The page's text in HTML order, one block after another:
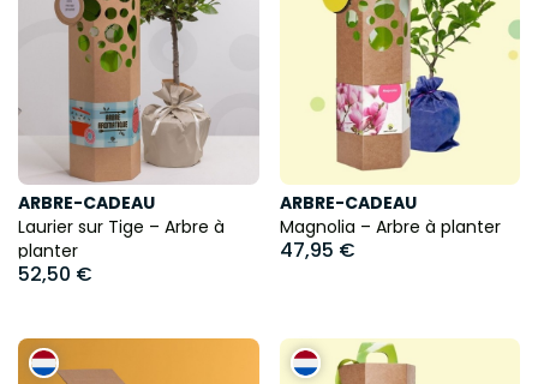
ARBRE-CADEAU
Laurier sur Tige – Arbre à
planter
52,50 €
ARBRE-CADEAU
Magnolia – Arbre à planter
47,95 €